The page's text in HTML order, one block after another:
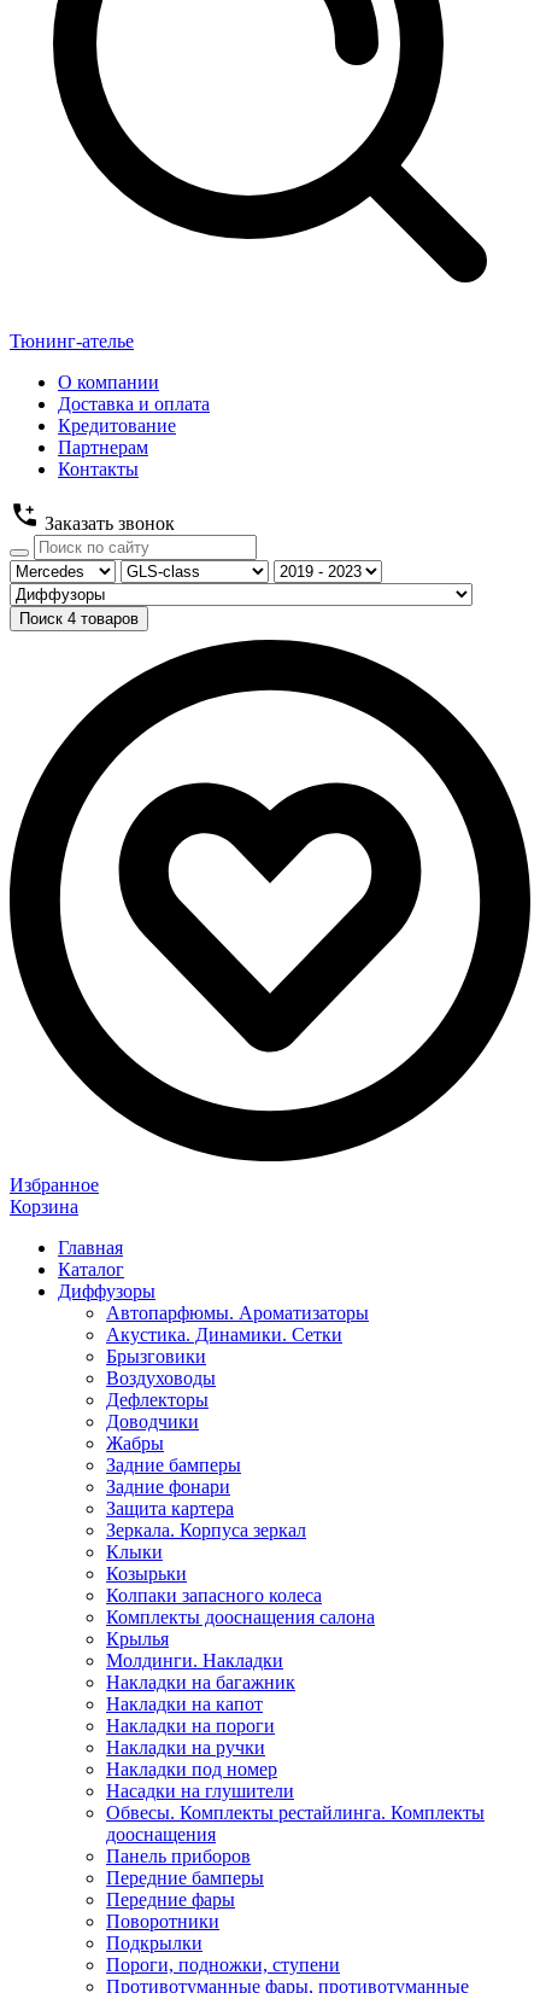
Тюнинг-ателье
О компании
Доставка и оплата
Кредитование
Партнерам
Контакты
Заказать звонок
Поиск 4 товаров
Избранное
Корзина
Главная
Каталог
Диффузоры
Автопарфюмы. Ароматизаторы
Акустика. Динамики. Сетки
Брызговики
Воздуховоды
Дефлекторы
Доводчики
Жабры
Задние бамперы
Задние фонари
Защита картера
Зеркала. Корпуса зеркал
Клыки
Козырьки
Колпаки запасного колеса
Комплекты дооснащения салона
Крылья
Молдинги. Накладки
Накладки на багажник
Накладки на капот
Накладки на пороги
Накладки на ручки
Накладки под номер
Насадки на глушители
Обвесы. Комплекты рестайлинга. Комплекты
дооснащения
Панель приборов
Передние бамперы
Передние фары
Поворотники
Подкрылки
Пороги, подножки, ступени
Противотуманные фары, противотуманные